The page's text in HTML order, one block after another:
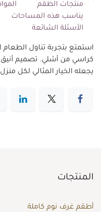
منتجات الطقم
يناسب هذه المساحات
الأسئلة الشائعة
كراسي من أشلي. تصميم أنيق
يجعله الخيار المثالي لكل
المنتجات
أطقم غرف نوم كاملة